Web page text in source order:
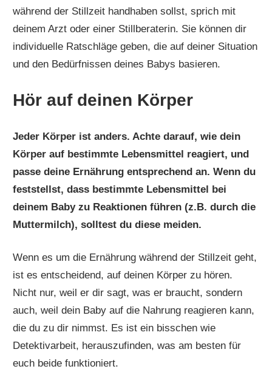
während der Stillzeit handhaben sollst, sprich mit
deinem Arzt oder einer Stillberaterin. Sie können dir
individuelle Ratschläge geben, die auf deiner Situation
und den Bedürfnissen deines Babys basieren.
Hör auf deinen Körper
Jeder Körper ist anders. Achte darauf, wie dein
Körper auf bestimmte Lebensmittel reagiert, und
passe deine Ernährung entsprechend an. Wenn du
feststellst, dass bestimmte Lebensmittel bei
deinem Baby zu Reaktionen führen (z.B. durch die
Muttermilch), solltest du diese meiden.
Wenn es um die Ernährung während der Stillzeit geht,
ist es entscheidend, auf deinen Körper zu hören.
Nicht nur, weil er dir sagt, was er braucht, sondern
auch, weil dein Baby auf die Nahrung reagieren kann,
die du zu dir nimmst. Es ist ein bisschen wie
Detektivarbeit, herauszufinden, was am besten für
euch beide funktioniert.